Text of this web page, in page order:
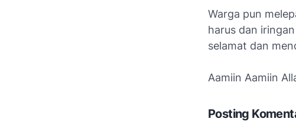
Warga pun
harus dan
selamat dan
Aamiin Aamiin
Posting